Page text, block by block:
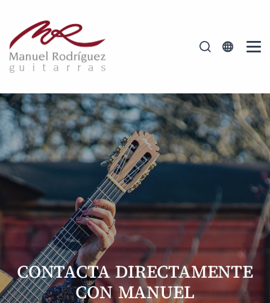
CONTACTA DIRECTAMENTE
CON MANUEL